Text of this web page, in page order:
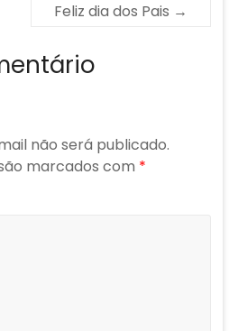
Feliz dia dos Pais →
não será publicado.
marcados com *